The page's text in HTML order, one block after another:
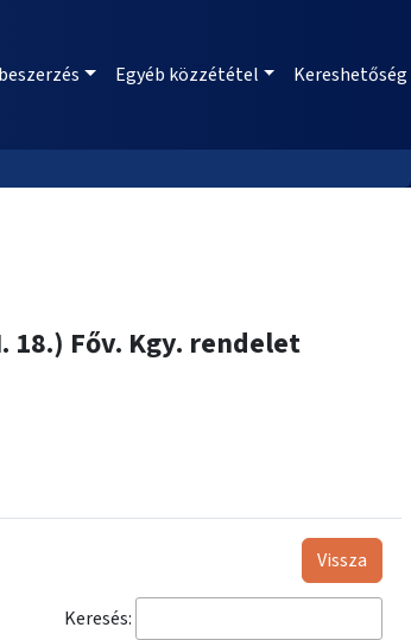
Egyéb közzététel Kereshetőség
18.) Főv. Kgy. rendelet
Vissza
Keresés: